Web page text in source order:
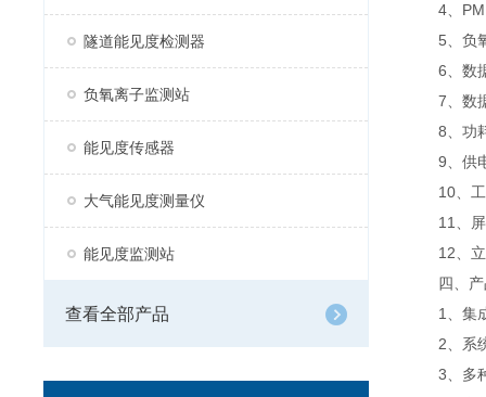
隧道能见度检测器
负氧离子监测站
能见度传感器
大气能见度测量仪
能见度监测站
查看全部产品
4、
5、负氧
6、数据
7、数据
8、功
9、供电
10、工
11、屏幕
12、立杆
四、产
1、集成
2、系统
3、多种